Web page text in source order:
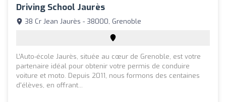
Driving School Jaurès
38 Cr Jean Jaurès - 38000, Grenoble
L’Auto-école Jaurès, située au cœur de Grenoble, est votre
partenaire idéal pour obtenir votre permis de conduire
voiture et moto. Depuis 2011, nous formons des centaines
d'élèves, en offrant...